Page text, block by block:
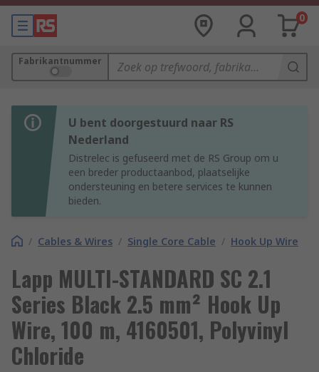
0
Fabrikantnummer
U bent doorgestuurd naar RS
Nederland
Distrelec is gefuseerd met de RS Group om u
een breder productaanbod, plaatselijke
ondersteuning en betere services te kunnen
bieden.
/ Cables & Wires / Single Core Cable / Hook Up Wire
Lapp MULTI-STANDARD SC 2.1
Series Black 2.5 mm² Hook Up
Wire, 100 m, 4160501, Polyvinyl
Chloride